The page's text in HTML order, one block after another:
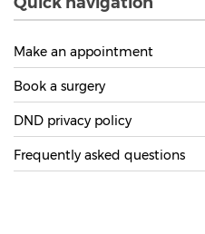
Our Equipment
Our divisions
Quick navigation
Make an appointment
Book a surgery